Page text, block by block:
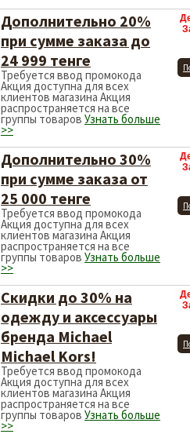
Дополнительно 20%
при сумме заказа до
24 999 тенге
Требуется ввод промокода
Акция доступна для всех
клиентов магазина Акция
распространяется на все
группы товаров Узнать больше
>>
Дополнительно 30%
при сумме заказа от
25 000 тенге
Требуется ввод промокода
Акция доступна для всех
клиентов магазина Акция
распространяется на все
группы товаров Узнать больше
>>
Скидки до 30% на
одежду и аксессуары
бренда Michael
Michael Kors!
Требуется ввод промокода
Акция доступна для всех
клиентов магазина Акция
распространяется на все
группы товаров Узнать больше
>>